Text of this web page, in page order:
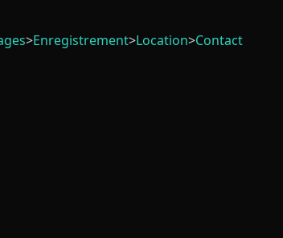
>Enregistrement>Location>Contact